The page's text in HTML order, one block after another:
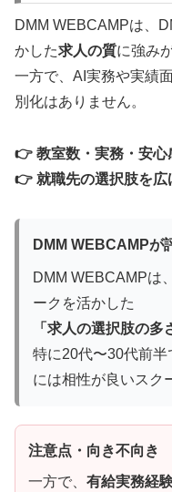
DMM WEBCAMPは、
かした求人の質に強み
一方で、AI実務や実績
別化はありません。
👉 教室数・実務・安心
👉 就職先の選択肢を
DMM WEBCAMPが
DMM WEBCAMPは
ークを活かした
「求人の選択肢の多
特に20代〜30代前
には相性が良いスク
注意点・向き不向き
一方で、 有給実務経